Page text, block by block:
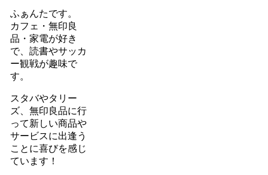
ふぁんたです。
カフェ・無印良
品・家電が好き
で、読書やサッカ
ー観戦が趣味で
す。
スタバやタリー
ズ、無印良品に行
って新しい商品や
サービスに出逢う
ことに喜びを感じ
ています！